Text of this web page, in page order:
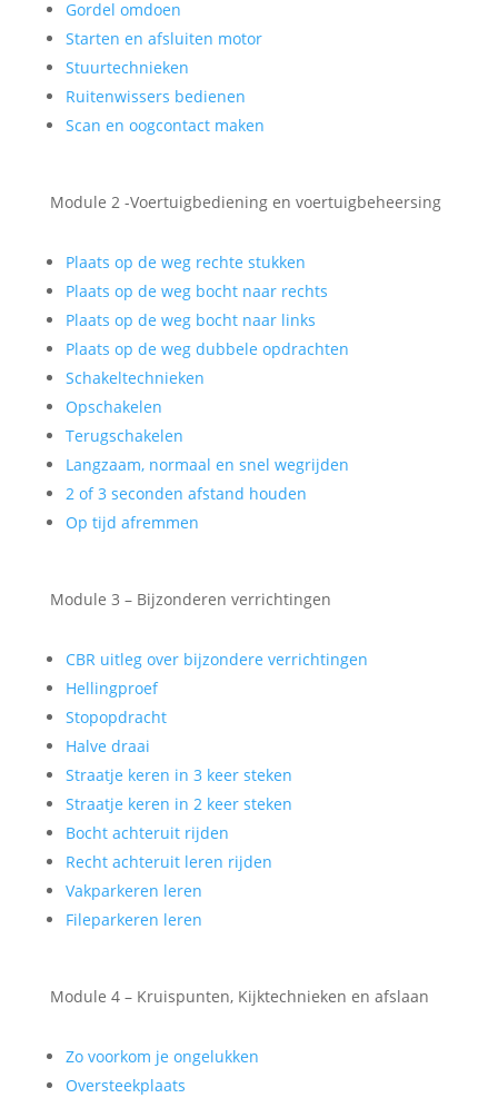
Gordel omdoen
Starten en afsluiten motor
Stuurtechnieken
Ruitenwissers bedienen
Scan en oogcontact maken
Module 2 -Voertuigbediening en voertuigbeheersing
Plaats op de weg rechte stukken
Plaats op de weg bocht naar rechts
Plaats op de weg bocht naar links
Plaats op de weg dubbele opdrachten
Schakeltechnieken
Opschakelen
Terugschakelen
Langzaam, normaal en snel wegrijden
2 of 3 seconden afstand houden
Op tijd afremmen
Module 3 – Bijzonderen verrichtingen
CBR uitleg over bijzondere verrichtingen
Hellingproef
Stopopdracht
Halve draai
Straatje keren in 3 keer steken
Straatje keren in 2 keer steken
Bocht achteruit rijden
Recht achteruit leren rijden
Vakparkeren leren
Fileparkeren leren
Module 4 – Kruispunten, Kijktechnieken en afslaan
Zo voorkom je ongelukken
Oversteekplaats